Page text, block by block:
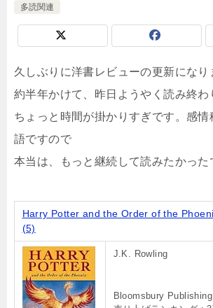
多読関連
久しぶりに洋書レビューの更新になり
約半年かけて、昨日ようやく読み終わ
ちょっと時間が掛かりすぎです。感情
語ですので
本当は、もっと継続して読みたかった
Harry Potter and the Order of the
(5)
J.K. Rowling
Bloomsbury